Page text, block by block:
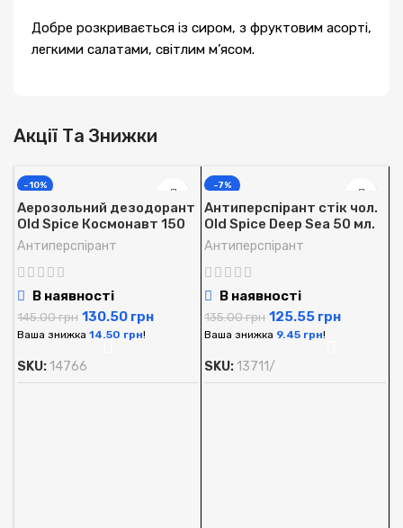
Добре розкривається із сиром, з фруктовим асорті,
легкими салатами, світлим м’ясом.
Акції Та Знижки
-10%
Аерозольний дезодорант
Old Spice Космонавт 150
мл.
Антиперспірант
В наявності
145.00грн 130.50 грн
Ваша знижка 14.50 грн!
SKU: 14766
-7%
Антиперспірант стік чол.
Old Spice Deep Sea 50 мл.
Антиперспірант
В наявності
135.00грн 125.55 грн
Ваша знижка 9.45 грн!
SKU: 13711/